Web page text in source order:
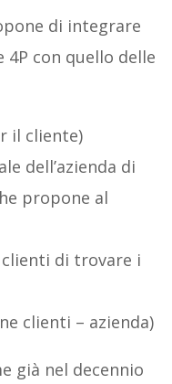
di integrare
con quello delle
il cliente)
dell’azienda di
propone al
di trovare i
clienti – azienda)
già nel decennio